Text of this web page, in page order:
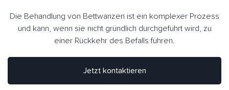
Die Behandlung von Bettwanzen ist ein komplexer Prozess
und kann, wenn sie nicht gründlich durchgeführt wird, zu
einer Rückkehr des Befalls führen.
Jetzt kontaktieren